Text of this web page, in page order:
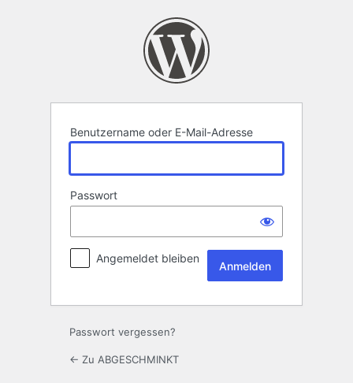
Benutzername oder E-Mail-Adresse
Passwort
Angemeldet bleiben
Passwort vergessen?
← Zu ABGESCHMINKT